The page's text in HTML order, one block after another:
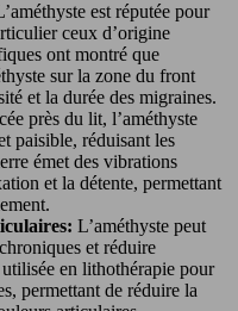
est réputée pour
ceux d’origine
ont montré que
sur la zone du front
et la durée des migraines.
près du lit, l’améthyste
paisible, réduisant les
émet des vibrations
et la détente, permettant
L’améthyste peut
et réduire
en lithothérapie pour
permettant de réduire la